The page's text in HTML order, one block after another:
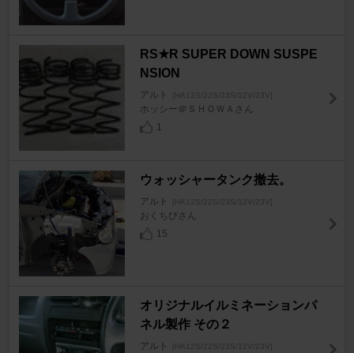
RS★R SUPER DOWN SUSPE
NSION
アルト [HA12S/22S/23S/12V/23V]
ホッシー＠ＳＨＯＷＡさん
1
ウォッシャータンク撤去。
アルト [HA12S/22S/23S/12V/23V]
おくちびさん
15
オリジナルイルミネーションパ
ネル製作 その２
アルト [HA12S/22S/23S/12V/23V]